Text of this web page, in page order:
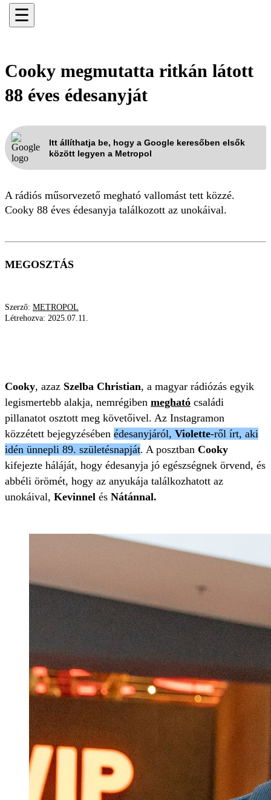
☰
Cooky megmutatta ritkán látott
88 éves édesanyját
Itt állíthatja be, hogy a Google keresőben elsők
között legyen a Metropol
A rádiós műsorvezető megható vallomást tett közzé.
Cooky 88 éves édesanyja találkozott az unokáival.
MEGOSZTÁS
Szerző: METROPOL
Létrehozva: 2025.07.11.
Cooky, azaz Szelba Christian, a magyar rádiózás egyik
legismertebb alakja, nemrégiben megható családi
pillanatot osztott meg követőivel. Az Instagramon
közzétett bejegyzésében édesanyjáról, Violette-ről írt, aki
idén ünnepli 89. születésnapját. A posztban Cooky
kifejezte háláját, hogy édesanyja jó egészségnek örvend, és
abbéli örömét, hogy az anyukája találkozhatott az
unokáival, Kevinnel és Nátánnal.